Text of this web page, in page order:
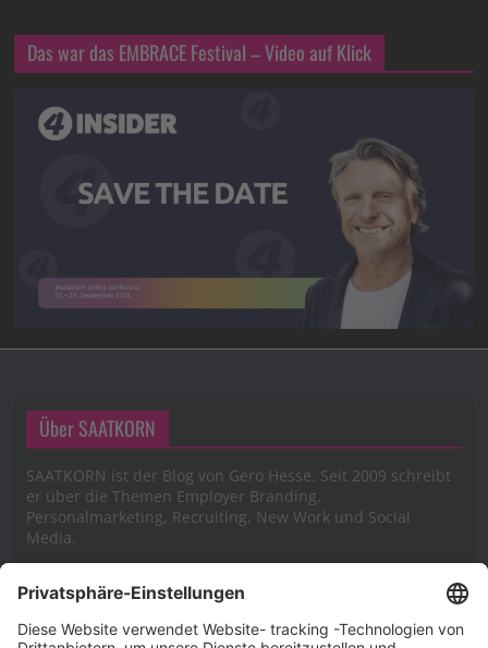
Das war das EMBRACE Festival – Video auf Klick
Über SAATKORN
SAATKORN ist der Blog von Gero Hesse. Seit 2009 schreibt
er über die Themen Employer Branding,
Personalmarketing, Recruiting, New Work und Social
Media.